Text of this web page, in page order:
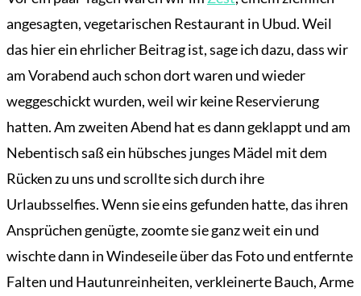
angesagten, vegetarischen Restaurant in Ubud. Weil
das hier ein ehrlicher Beitrag ist, sage ich dazu, dass wir
am Vorabend auch schon dort waren und wieder
weggeschickt wurden, weil wir keine Reservierung
hatten. Am zweiten Abend hat es dann geklappt und am
Nebentisch saß ein hübsches junges Mädel mit dem
Rücken zu uns und scrollte sich durch ihre
Urlaubsselfies. Wenn sie eins gefunden hatte, das ihren
Ansprüchen genügte, zoomte sie ganz weit ein und
wischte dann in Windeseile über das Foto und entfernte
Falten und Hautunreinheiten, verkleinerte Bauch, Arme